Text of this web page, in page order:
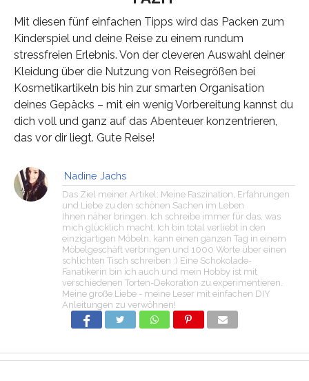
Mit diesen fünf einfachen Tipps wird das Packen zum
Kinderspiel und deine Reise zu einem rundum
stressfreien Erlebnis. Von der cleveren Auswahl deiner
Kleidung über die Nutzung von Reisegrößen bei
Kosmetikartikeln bis hin zur smarten Organisation
deines Gepäcks – mit ein wenig Vorbereitung kannst du
dich voll und ganz auf das Abenteuer konzentrieren,
das vor dir liegt. Gute Reise!
Nadine Jachs
Das Ziel meiner Artikel: Meine Faszination, Erfahrungen
und Liebe zu den schönen Sachen im Leben
Ihnen näher bringen. Ich schreibe immer für das, was
mich glücklich macht. Ich bin total verliebt in den
einzigartigen Möbeln, kann einen ganzen Tag in einem
Möbelgeschäft verbringen und 1000 Worte über einen
schlichten Tisch schreiben :) Eine Schokolade-
Fanatikerin bin ich auch und mein Hobby ist mit
verschiedenen Torten-Dekoration zu experimentieren.
Meine große Liebe - meine Leser mit einfachen DIY
Anleitungen zu verwöhnen!